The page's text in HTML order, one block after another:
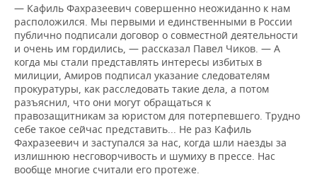
— Кафиль Фахразеевич совершенно неожиданно к нам
расположился. Мы первыми и единственными в России
публично подписали договор о совместной деятельности
и очень им гордились, — рассказал Павел Чиков. — А
когда мы стали представлять интересы избитых в
милиции, Амиров подписал указание следователям
прокуратуры, как расследовать такие дела, а потом
разъяснил, что они могут обращаться к
правозащитникам за юристом для потерпевшего. Трудно
себе такое сейчас представить... Не раз Кафиль
Фахразеевич и заступался за нас, когда шли наезды за
излишнюю несговорчивость и шумиху в прессе. Нас
вообще многие считали его протеже.